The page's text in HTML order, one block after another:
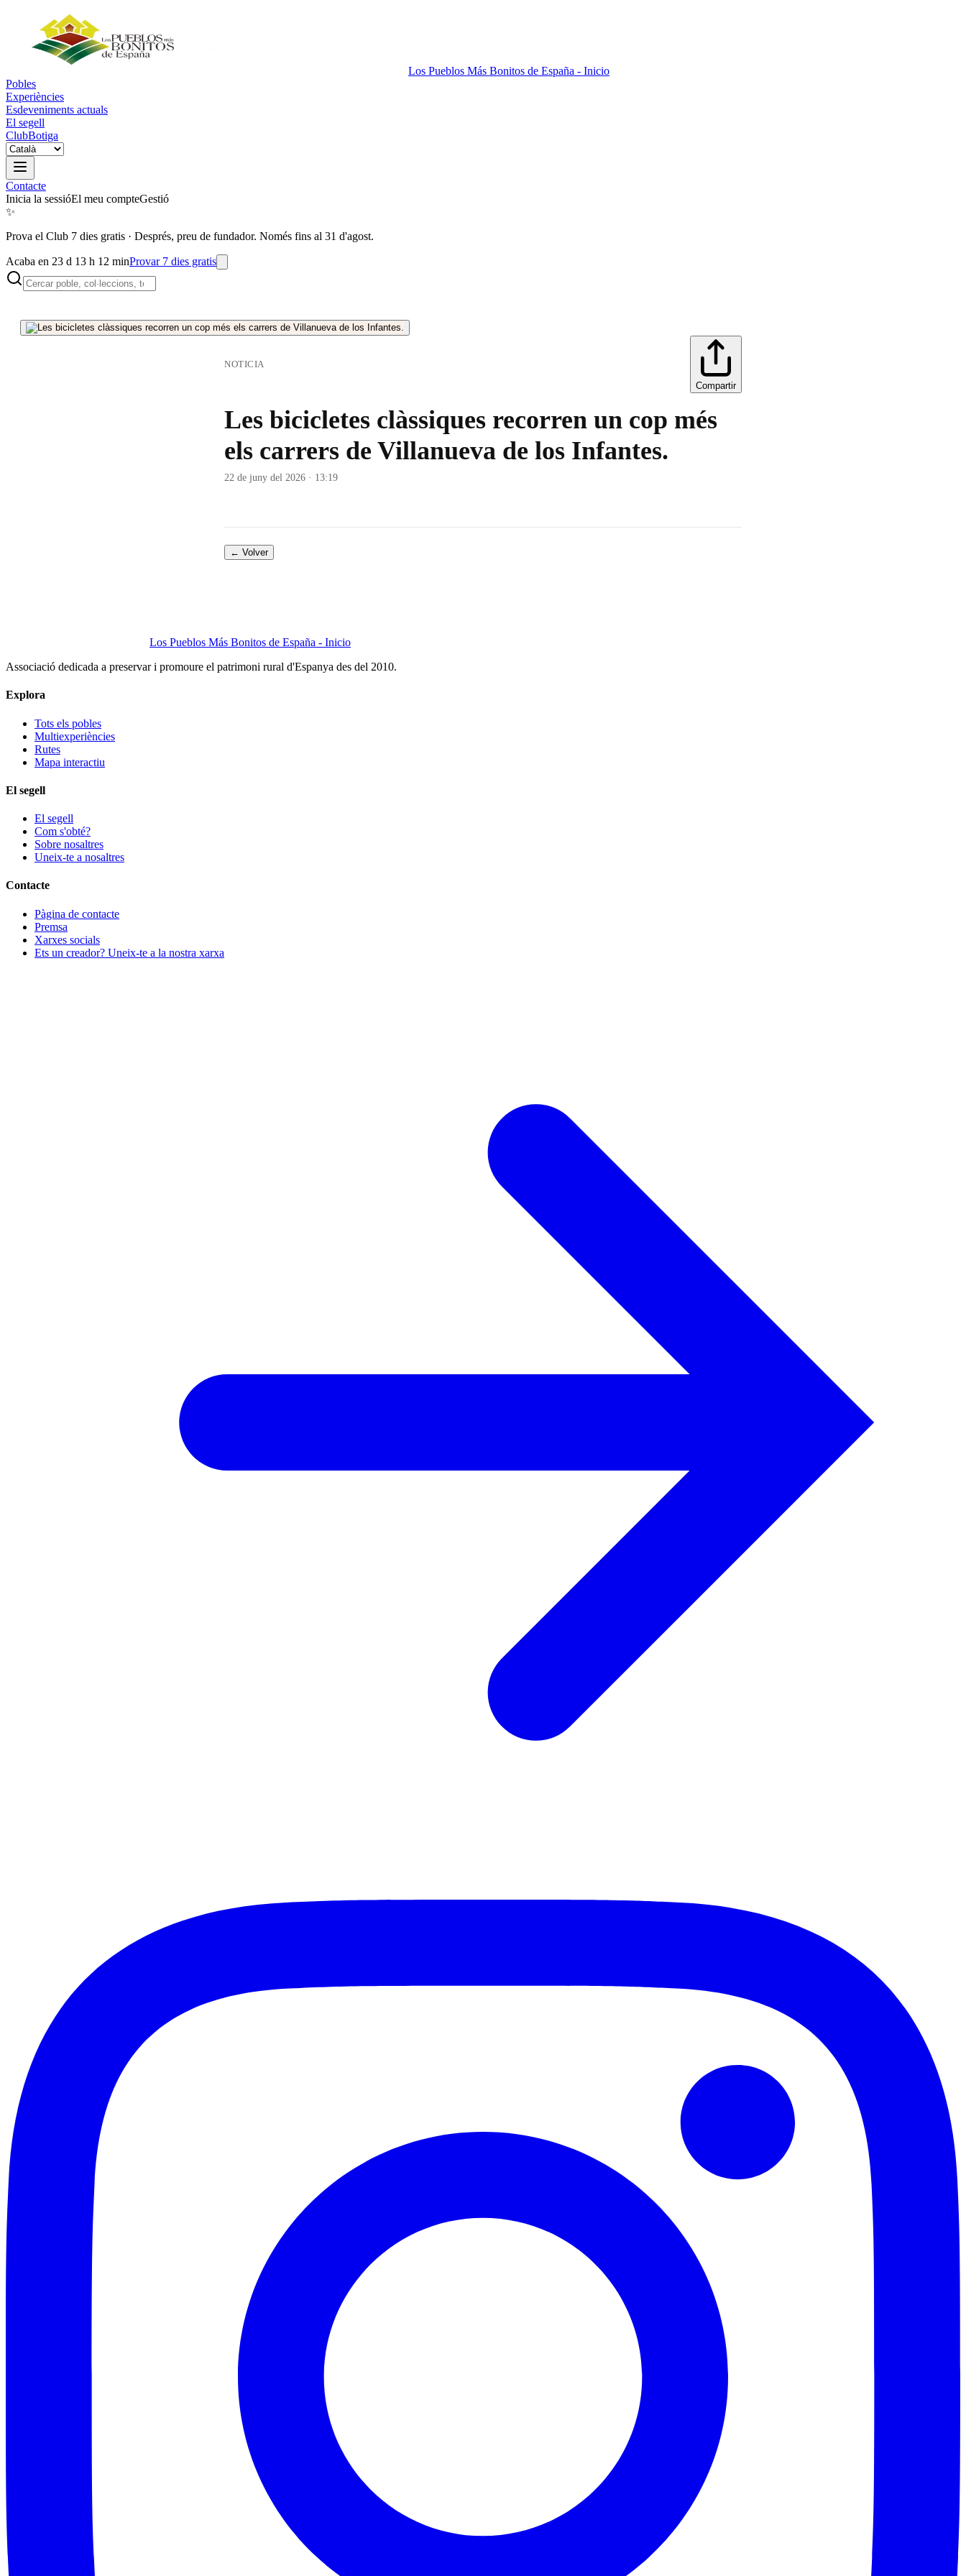
Los Pueblos Más Bonitos de España - Inicio
Pobles
Experiències
Esdeveniments actuals
El segell
ClubBotiga
Contacte
Inicia la sessióEl meu compteGestió
✨
Prova el Club 7 dies gratis · Després, preu de fundador. Només fins al 31 d'agost.
Acaba en 23 d 13 h 12 minProvar 7 dies gratis
NOTICIA
Compartir
Les bicicletes clàssiques recorren un cop més
els carrers de Villanueva de los Infantes.
22 de juny del 2026 · 13:19
← Volver
Los Pueblos Más Bonitos de España - Inicio
Associació dedicada a preservar i promoure el patrimoni rural d'Espanya des del 2010.
Explora
Tots els pobles
Multiexperiències
Rutes
Mapa interactiu
El segell
El segell
Com s'obté?
Sobre nosaltres
Uneix-te a nosaltres
Contacte
Pàgina de contacte
Premsa
Xarxes socials
Ets un creador? Uneix-te a la nostra xarxa